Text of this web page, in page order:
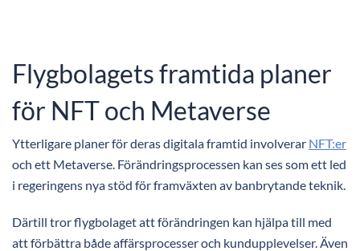
Flygbolagets framtida planer
för NFT och Metaverse
Ytterligare planer för deras digitala framtid involverar NFT:er
och ett Metaverse. Förändringsprocessen kan ses som ett led
i regeringens nya stöd för framväxten av banbrytande teknik.
Därtill tror flygbolaget att förändringen kan hjälpa till med
att förbättra både affärsprocesser och kundupplevelser. Även